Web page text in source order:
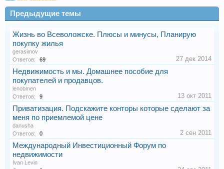
Предыдущие темы
Жизнь во Всеволожске. Плюсы и минусы, Планирую
покупку жилья
gerasimov
Ответов:
69 27 дек 2014
Недвижимость и мы. Домашнее пособие для
покупателей и продавцов.
lenobmen
Ответов:
9 13 окт 2011
Приватизация. Подскажите конторы которые сделают за
меня по приемлемой цене
danusha
Ответов:
0 2 сен 2011
Международный Инвестиционный Форум по
недвижимости
Ivan Levin